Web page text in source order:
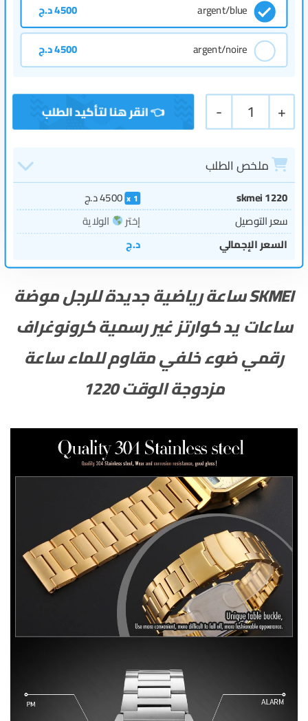
argent/blue
4500د.ج
argent/noire
4500د.ج
+
1
-
ملخص الطلب
skmei 1220
1
4500د.ج
سعر التوصيل إختر
الولاية
السعر الإجمالي
د.ج
SKMEI ساعة رياضية جديدة للرجل موضة
ساعات يد كوارتز غير رسمية كرونوغراف
رقمي ضوء خلفي مقاوم للماء ساعة
مزدوجة الوقت1220